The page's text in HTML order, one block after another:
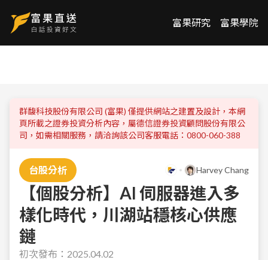
富果研究 富果學院
群馥科技股份有限公司 (富果) 僅提供網站之建置及設計，本網
頁所載之證券投資分析內容，屬德信證券投資顧問股份有限公
司 ，如需相關服務，請洽詢該公司客服電話： 0800-060-388
台股分析 Harvey Chang
【個股分析】AI 伺服器進入多
樣化時代，川湖站穩核心供應
鏈
初次發布： 2025.04.02